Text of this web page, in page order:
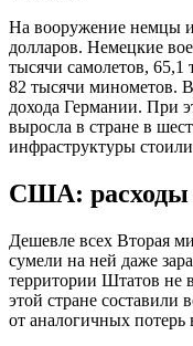
На вооружение немцы
долларов. Немецкие
тысячи самолетов,
82 тысячи минометов.
дохода Германии. При
выросла в стране в
инфраструктуры
США: расходы
Дешевле всех Вторая
сумели на ней даже
территории Штатов не
этой стране составили
от аналогичных потерь